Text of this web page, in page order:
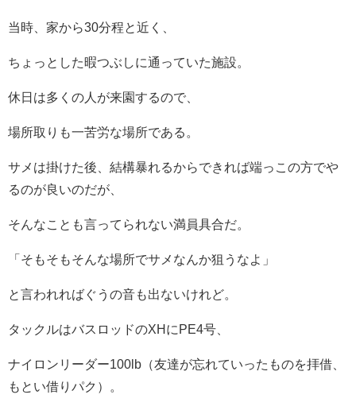
当時、家から30分程と近く、
ちょっとした暇つぶしに通っていた施設。
休日は多くの人が来園するので、
場所取りも一苦労な場所である。
サメは掛けた後、結構暴れるからできれば端っこの方でや
るのが良いのだが、
そんなことも言ってられない満員具合だ。
「そもそもそんな場所でサメなんか狙うなよ」
と言われればぐうの音も出ないけれど。
タックルはバスロッドのXHにPE4号、
ナイロンリーダー100lb（友達が忘れていったものを拝借、
もとい借りパク）。